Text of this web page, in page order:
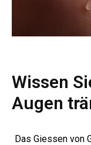
Wissen
Augen
Das Giessen von